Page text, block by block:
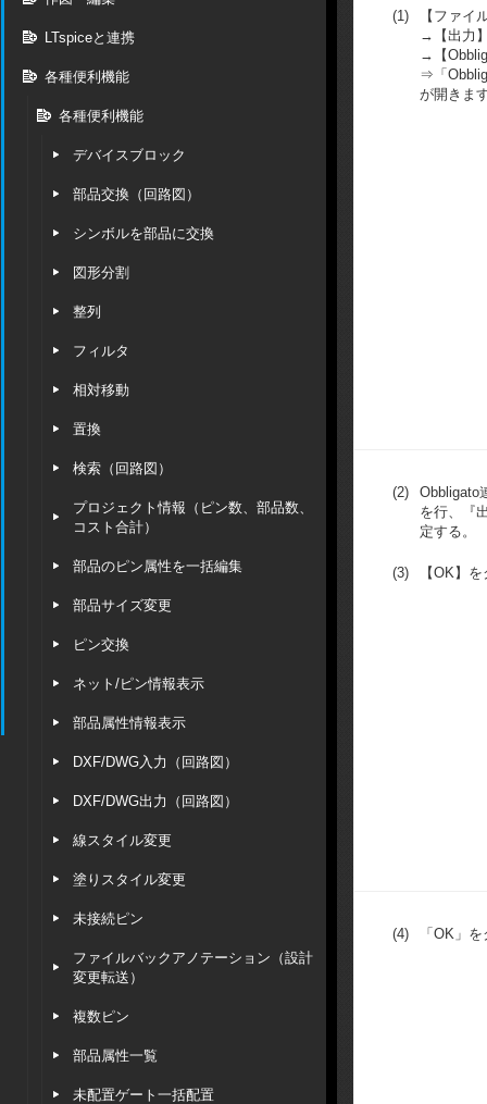
LTspiceと連携
各種便利機能
各種便利機能
デバイスブロック
部品交換（回路図）
シンボルを部品に交換
図形分割
整列
フィルタ
相対移動
置換
検索（回路図）
プロジェクト情報（ピン数、部品数、
コスト合計）
部品のピン属性を一括編集
部品サイズ変更
ピン交換
ネット/ピン情報表示
部品属性情報表示
DXF/DWG入力（回路図）
DXF/DWG出力（回路図）
線スタイル変更
塗りスタイル変更
未接続ピン
ファイルバックアノテーション（設計
変更転送）
複数ピン
部品属性一覧
未配置ゲート一括配置
(1)
【ファイ
→【出力
→【
⇒「
が開きま
(2)
Obbligato
を行、『
定する。
(3) 【OK】
(4) 「OK」